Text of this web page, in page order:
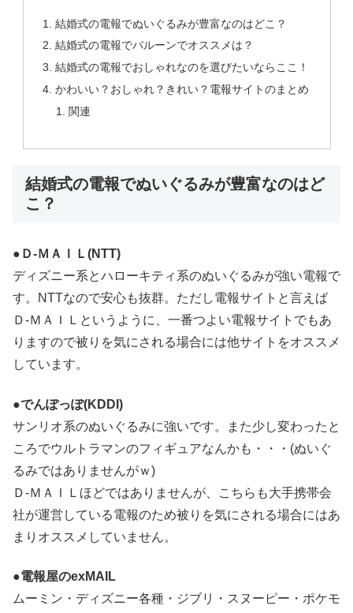
結婚式の電報でぬいぐるみが豊富なのはどこ？
結婚式の電報でバルーンでオススメは？
結婚式の電報でおしゃれなのを選びたいならここ！
かわいい？おしゃれ？きれい？電報サイトのまとめ
関連
結婚式の電報でぬいぐるみが豊富なのはど
こ？
●Ｄ-ＭＡＩＬ(NTT)
ディズニー系とハローキティ系のぬいぐるみが強い電報で
す。NTTなので安心も抜群。ただし電報サイトと言えば
Ｄ-ＭＡＩＬというように、一番つよい電報サイトでもあ
りますので被りを気にされる場合には他サイトをオススメ
しています。
●でんぽっぽ(KDDI)
サンリオ系のぬいぐるみに強いです。また少し変わったと
ころでウルトラマンのフィギュアなんかも・・・(ぬいぐ
るみではありませんがｗ)
Ｄ-ＭＡＩＬほどではありませんが、こちらも大手携帯会
社が運営している電報のため被りを気にされる場合にはあ
まりオススメしていません。
●電報屋のexMAIL
ムーミン・ディズニー各種・ジブリ・スヌーピー・ポケモ